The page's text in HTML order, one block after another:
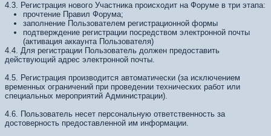
4.3. Регистрация нового Участника происходит на Форуме в три этапа:
прочтение Правил Форума;
заполнение Пользователем регистрационной формы
подтверждение регистрации посредством электронной почты
(активация аккаунта Пользователя)
4.4. Для регистрации Пользователь должен предоставить
действующий адрес электронной почты.
4.5. Регистрация производится автоматически (за исключением
временных ограничений при проведении технических работ или
специальных мероприятий Администрации).
4.6. Пользователь несет персональную ответственность за
достоверность предоставленной им информации.